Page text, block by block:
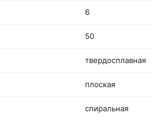
6
50
твердосплавная
плоская
спиральная